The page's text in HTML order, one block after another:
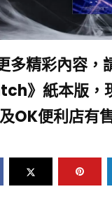
多精彩內容，
》紙本版，
及OK便利店有